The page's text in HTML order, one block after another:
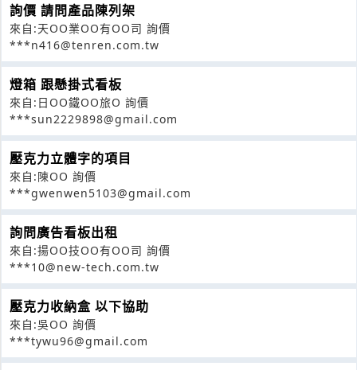
詢價 請問產品陳列架
來自:天OO業OO有OO司 詢價
***n416@tenren.com.tw
燈箱 跟懸掛式看板
來自:日OO鐵OO旅O 詢價
***sun2229898@gmail.com
壓克力立體字的項目
來自:陳OO 詢價
***gwenwen5103@gmail.com
詢問廣告看板出租
來自:揚OO技OO有OO司 詢價
***10@new-tech.com.tw
壓克力收納盒 以下協助
來自:吳OO 詢價
***tywu96@gmail.com